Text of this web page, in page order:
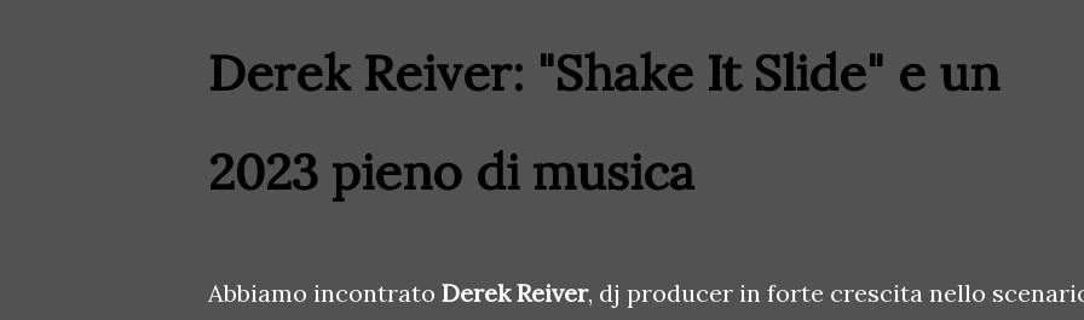
Derek Reiver: "Shake It Slide" e un
2023 pieno di musica
Abbiamo incontrato Derek Reiver, dj producer in forte crescita nello